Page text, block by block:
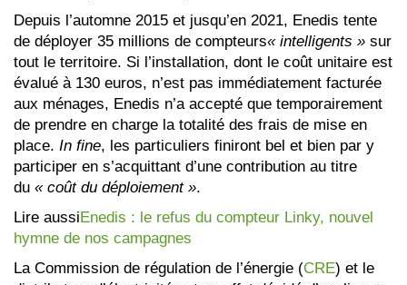
Depuis l’automne 2015 et jusqu’en 2021, Enedis tente
de déployer 35 millions de compteurs« intelligents » sur
tout le territoire. Si l’installation, dont le coût unitaire est
évalué à 130 euros, n’est pas immédiatement facturée
aux ménages, Enedis n’a accepté que temporairement
de prendre en charge la totalité des frais de mise en
place. In fine, les particuliers finiront bel et bien par y
participer en s’acquittant d’une contribution au titre
du « coût du déploiement ».
Lire aussiEnedis : le refus du compteur Linky, nouvel
hymne de nos campagnes
La Commission de régulation de l’énergie (CRE) et le